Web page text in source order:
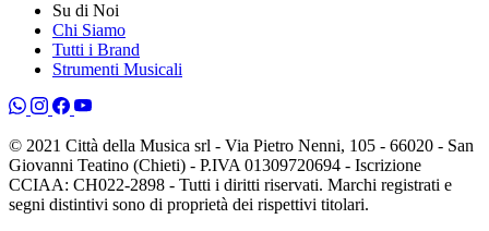
Su di Noi
Chi Siamo
Tutti i Brand
Strumenti Musicali
© 2021 Città della Musica srl - Via Pietro Nenni, 105 - 66020 - San
Giovanni Teatino (Chieti) - P.IVA 01309720694 - Iscrizione
CCIAA: CH022-2898 - Tutti i diritti riservati. Marchi registrati e
segni distintivi sono di proprietà dei rispettivi titolari.